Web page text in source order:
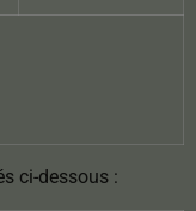
ci-dessous :